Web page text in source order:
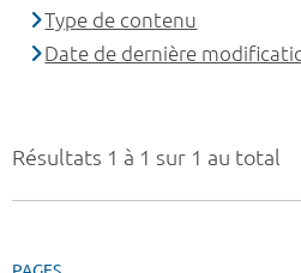
Résultats 1 à 1 sur 1 au total
Type de contenu
Date de dernière